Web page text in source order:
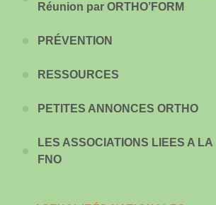
Réunion par ORTHO’FORM
PRÉVENTION
RESSOURCES
PETITES ANNONCES ORTHO
LES ASSOCIATIONS LIEES A LA
FNO